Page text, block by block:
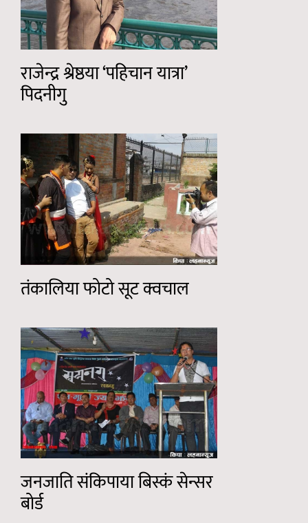
राजेन्द्र श्रेष्ठया ‘पहिचान यात्रा’
पिदनीगु
तंकालिया फोटो सूट क्वचाल
जनजाति संकिपाया बिस्कं सेन्सर
बोर्ड